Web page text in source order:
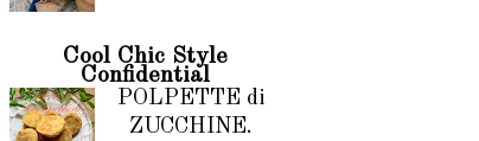
Cool Chic Style
Confidential
POLPETTE di
ZUCCHINE.